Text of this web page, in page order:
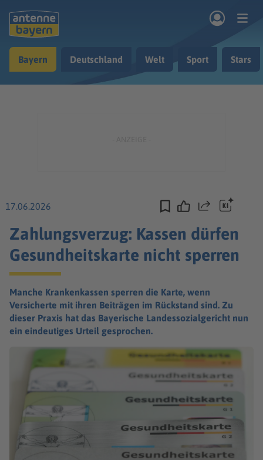
Musik & Radio
Bayern Deutschland Welt Sport Stars
17.06.2026 Teilen
Zahlungsverzug: Kassen dürfen
Gesundheitskarte nicht sperren
Manche Krankenkassen sperren die Karte, wenn
Versicherte mit ihren Beiträgen im Rückstand sind. Zu
dieser Praxis hat das Bayerische Landessozialgericht nun
ein eindeutiges Urteil gesprochen.